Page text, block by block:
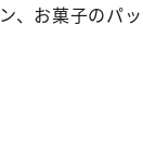
、お菓子のパ